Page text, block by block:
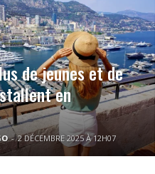
de jeunes et de
en
- 2 DÉCEMBRE 2025 À 12H07